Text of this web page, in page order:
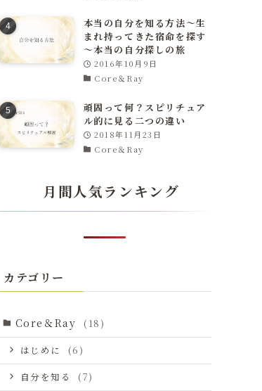
本当の自分を知る方法～生
まれ持ってきた宿命を探す
～本当の自分探しの旅
2016年10月9日
Core＆Ray
頑固って何？スピリチュア
ル的に見る二つの違い
2018年11月23日
Core＆Ray
月間人気ランキング
カテゴリー
Core＆Ray (18)
はじめに
(6)
自分を知る
(7)